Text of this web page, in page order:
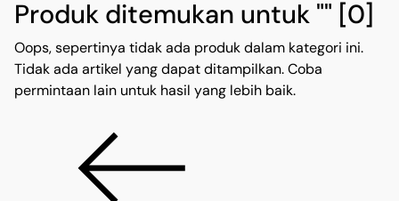
Produk ditemukan untuk "" [0]
Oops, sepertinya tidak ada produk dalam kategori ini.
Tidak ada artikel yang dapat ditampilkan. Coba
permintaan lain untuk hasil yang lebih baik.